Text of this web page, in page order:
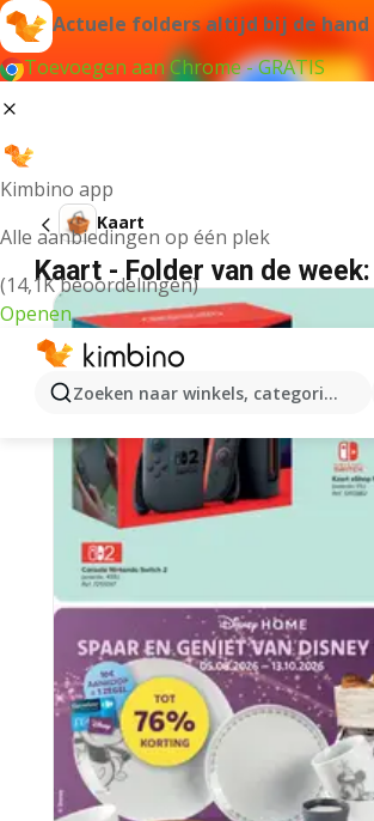
Actuele folders altijd bij de hand
Toevoegen aan Chrome - GRATIS
Kimbino app
Alle aanbiedingen op één plek
(14,1K beoordelingen)
Openen
Zoeken naar winkels, categorieën,
Kaart
Kaart - Folder van de week: